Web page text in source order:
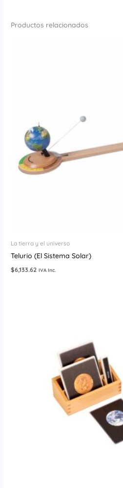
Productos relacionados
La tierra y el universo
Telurio (El Sistema Solar)
$6,133.62 IVA Inc.